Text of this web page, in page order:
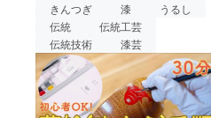
きんつぎ
漆
うるし
伝統
伝統工芸
伝統技術
漆芸